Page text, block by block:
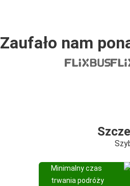
Zaufało nam
Minimalny czas
trwania podróży